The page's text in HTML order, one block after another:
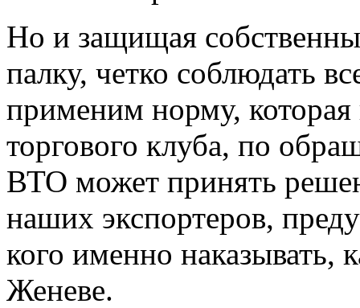
Но и защищая
палку, четко соблюдать
применим норму,
торгового клуба, по
ВТО может принять
наших экспортеров,
кого именно наказывать,
Женеве.